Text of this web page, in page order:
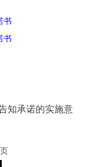
书
书
知承诺的实施意